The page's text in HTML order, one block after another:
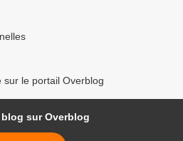
sur le portail Overblog
blog sur Overblog